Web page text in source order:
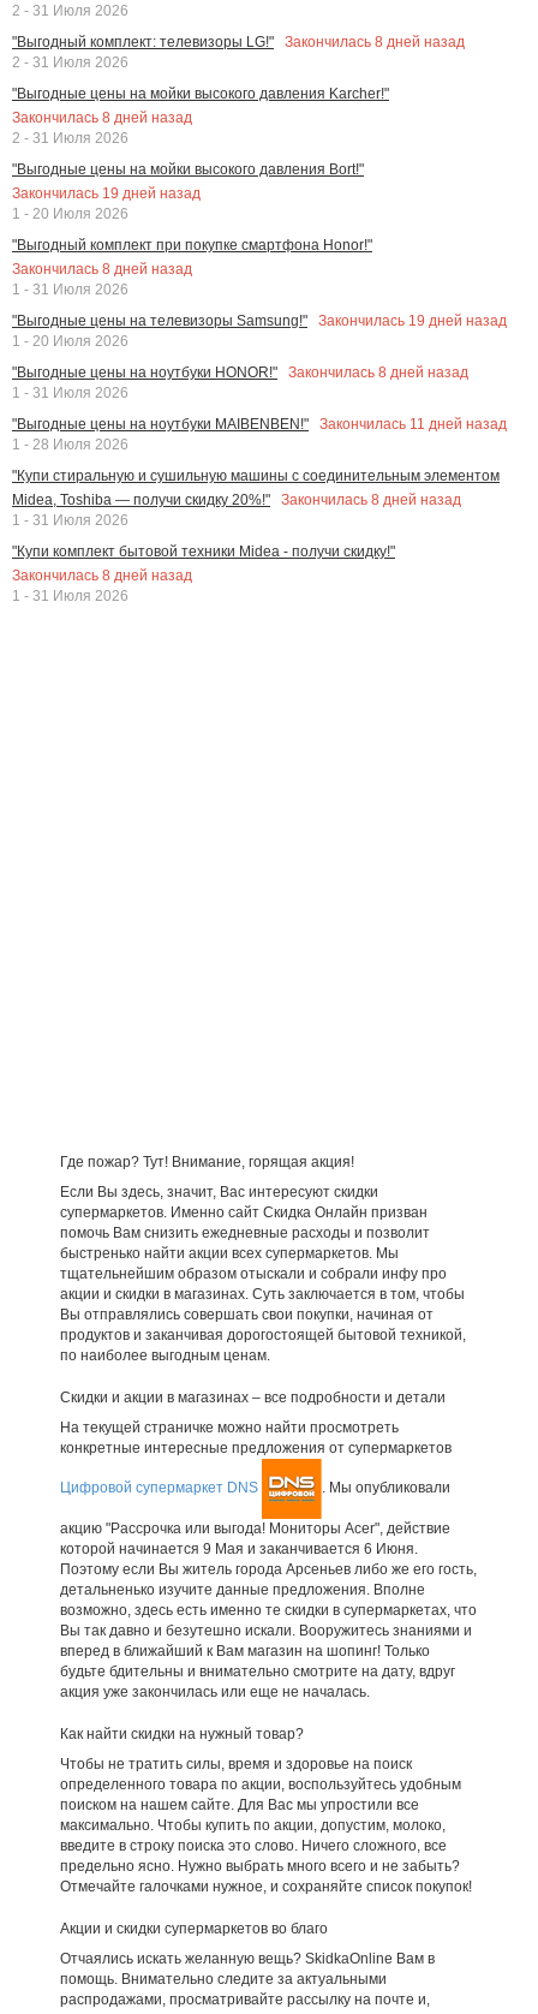
2 - 31 Июля 2026
"Выгодный комплект: телевизоры LG!"
Закончилась 8 дней назад
2 - 31 Июля 2026
"Выгодные цены на мойки высокого давления Karcher!"
Закончилась 8 дней назад
2 - 31 Июля 2026
"Выгодные цены на мойки высокого давления Bort!"
Закончилась 19 дней назад
1 - 20 Июля 2026
"Выгодный комплект при покупке смартфона Honor!"
Закончилась 8 дней назад
1 - 31 Июля 2026
"Выгодные цены на телевизоры Samsung!"
Закончилась 19 дней назад
1 - 20 Июля 2026
"Выгодные цены на ноутбуки HONOR!"
Закончилась 8 дней назад
1 - 31 Июля 2026
"Выгодные цены на ноутбуки MAIBENBEN!"
Закончилась 11 дней назад
1 - 28 Июля 2026
"Купи стиральную и сушильную машины с соединительным элементом
Midea, Toshiba — получи скидку 20%!"
Закончилась 8 дней назад
1 - 31 Июля 2026
"Купи комплект бытовой техники Midea - получи скидку!"
Закончилась 8 дней назад
1 - 31 Июля 2026
Где пожар? Тут! Внимание, горящая акция!
Если Вы здесь, значит, Вас интересуют скидки
супермаркетов. Именно сайт Скидка Онлайн призван
помочь Вам снизить ежедневные расходы и позволит
быстренько найти акции всех супермаркетов. Мы
тщательнейшим образом отыскали и собрали инфу про
акции и скидки в магазинах. Суть заключается в том, чтобы
Вы отправлялись совершать свои покупки, начиная от
продуктов и заканчивая дорогостоящей бытовой техникой,
по наиболее выгодным ценам.
Скидки и акции в магазинах – все подробности и детали
На текущей страничке можно найти просмотреть
конкретные интересные предложения от супермаркетов
Цифровой супермаркет DNS . Мы опубликовали
акцию "Рассрочка или выгода! Мониторы Acer", действие
которой начинается 9 Мая и заканчивается 6 Июня.
Поэтому если Вы житель города Арсеньев либо же его гость,
детальненько изучите данные предложения. Вполне
возможно, здесь есть именно те скидки в супермаркетах, что
Вы так давно и безутешно искали. Вооружитесь знаниями и
вперед в ближайший к Вам магазин на шопинг! Только
будьте бдительны и внимательно смотрите на дату, вдруг
акция уже закончилась или еще не началась.
Как найти скидки на нужный товар?
Чтобы не тратить силы, время и здоровье на поиск
определенного товара по акции, воспользуйтесь удобным
поиском на нашем сайте. Для Вас мы упростили все
максимально. Чтобы купить по акции, допустим, молоко,
введите в строку поиска это слово. Ничего сложного, все
предельно ясно. Нужно выбрать много всего и не забыть?
Отмечайте галочками нужное, и сохраняйте список покупок!
Акции и скидки супермаркетов во благо
Отчаялись искать желанную вещь? SkidkaOnline Вам в
помощь. Внимательно следите за актуальными
распродажами, просматривайте рассылку на почте и,